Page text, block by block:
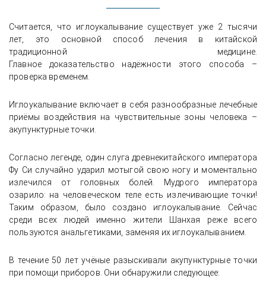
Считается, что иглоукалывание существует уже 2 тысячи
лет, это основной способ лечения в китайской
традиционной медицине.
Главное доказательство надёжности этого способа –
проверка временем.
Иглоукалывание включает в себя разнообразные лечебные
приёмы воздействия на чувствительные зоны человека –
акупунктурные точки.
Согласно легенде, один слуга древнекитайского императора
Фу Си случайно ударил мотыгой свою ногу и моментально
излечился от головных болей. Мудрого императора
озарило: на человеческом теле есть излечивающие точки!
Таким образом, было создано иглоукалывание. Сейчас
среди всех людей именно жители Шанхая реже всего
пользуются анальгетиками, заменяя их иглоукалыванием.
В течение 50 лет учёные разыскивали акупунктурные точки
при помощи приборов. Они обнаружили следующее: